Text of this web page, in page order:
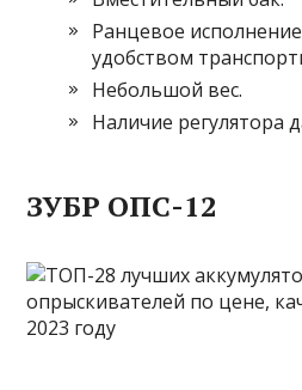
Ранцевое
удобством
Небольшой вес.
Наличие регулятора
ЗУБР ОПС-12